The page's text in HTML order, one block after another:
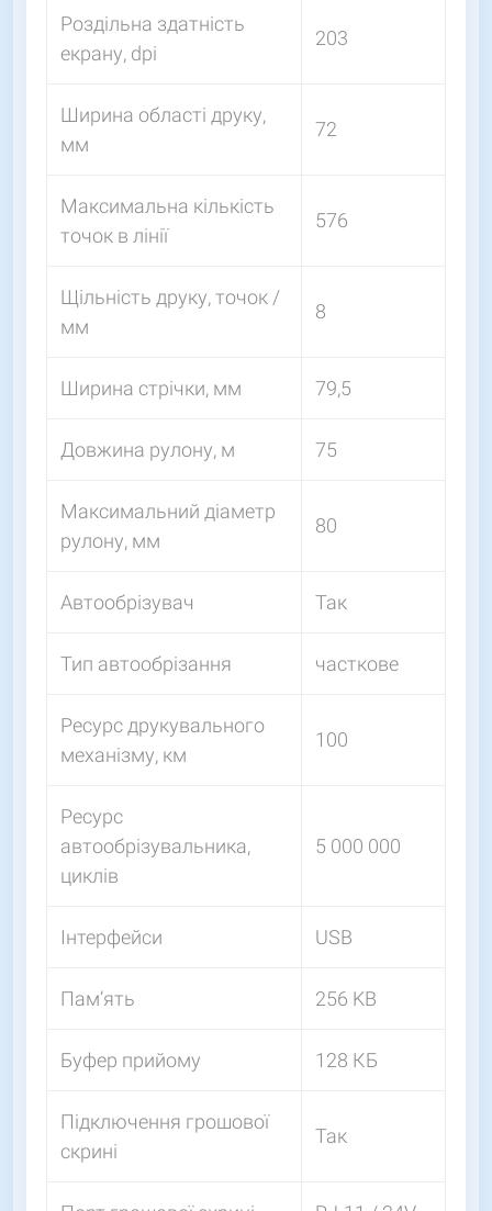
Роздільна здатність
екрану, dpi
203
Ширина області друку,
мм
72
Максимальна кількість
точок в лінії
576
Щільність друку, точок /
мм
8
Ширина стрічки, мм 79,5
Довжина рулону, м 75
Максимальний діаметр
рулону, мм
80
Автообрізувач Так
Тип автообрізання часткове
Ресурс друкувального
механізму, км
100
Ресурс
автообрізувальника,
циклів
5 000 000
Інтерфейси USB
Пам’ять 256 KB
Буфер прийому 128 КБ
Підключення грошової
скрині
Так